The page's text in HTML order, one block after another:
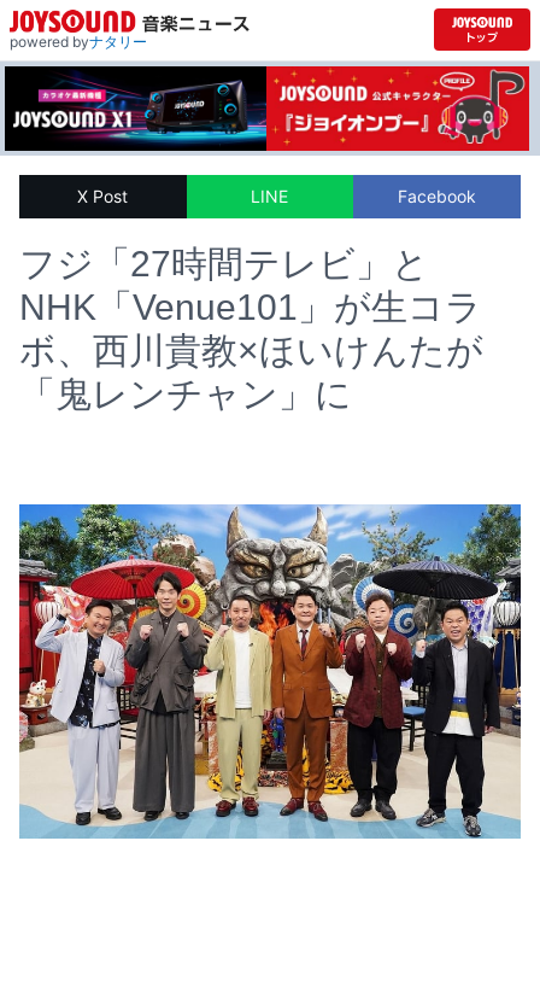
powered byナタリー
X Post LINE Facebook
フジ「27時間テレビ」と
NHK「Venue101」が生コラ
ボ、西川貴教×ほいけんたが
「鬼レンチャン」に